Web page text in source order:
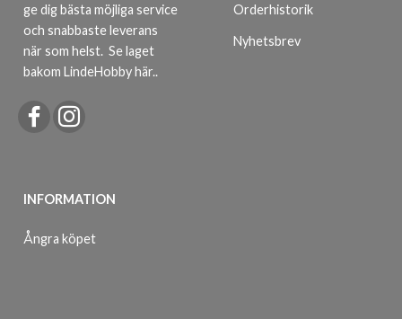
ge dig bästa möjliga service
och snabbaste leverans
när som helst. Se laget
bakom LindeHobby här..
INFORMATION
Ångra köpet
Orderhistorik
Nyhetsbrev